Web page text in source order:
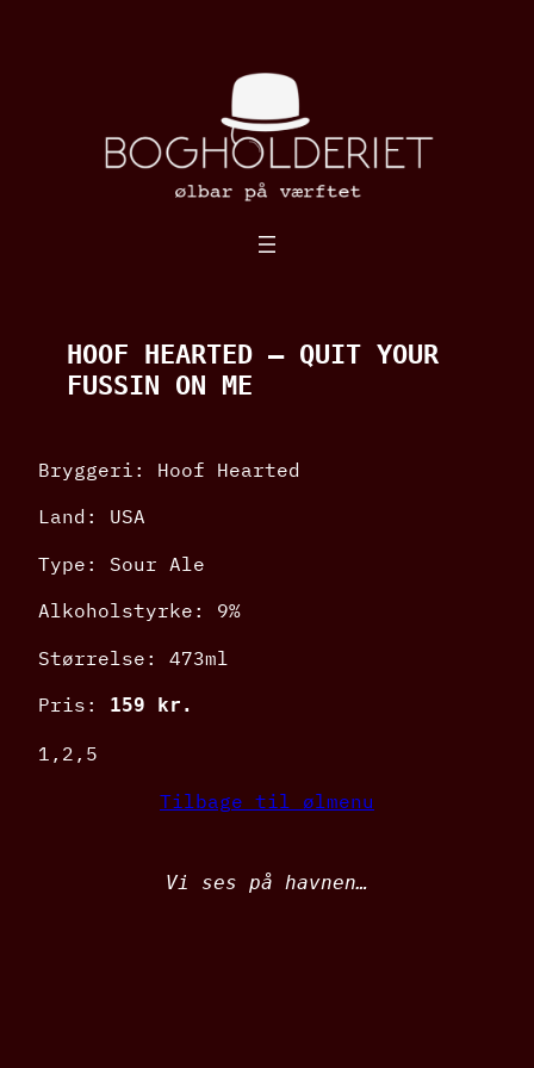
HOOF HEARTED – QUIT YOUR
FUSSIN ON ME
Bryggeri: Hoof Hearted
Land: USA
Type: Sour Ale
Alkoholstyrke: 9%
Størrelse: 473ml
Pris:
159 kr.
1,2,5
Tilbage til ølmenu
Vi ses på havnen…